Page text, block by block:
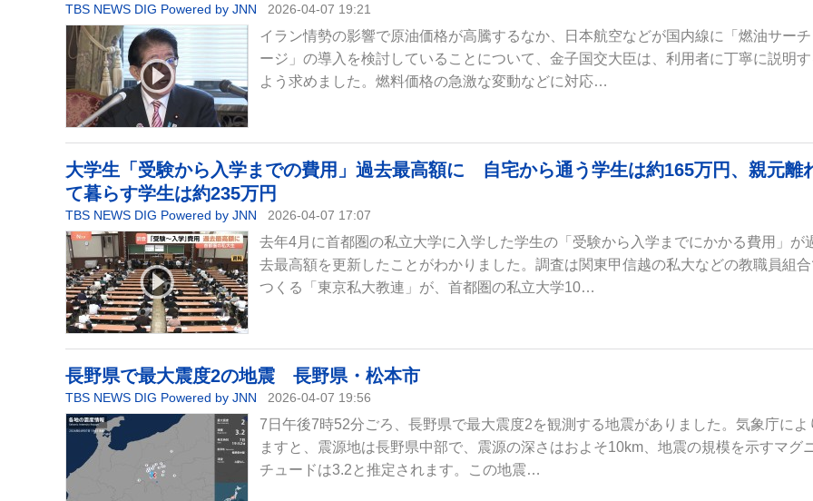
TBS NEWS DIG Powered by JNN 2026-04-07 19:21
イラン情勢の影響で原油価格が高騰するなか、日本航空などが国内線に「燃油サーチ
ージ」の導入を検討していることについて、金子国交大臣は、利用者に丁寧に説明す
よう求めました。燃料価格の急激な変動などに対応…
大学生「受験から入学までの費用」過去最高額に 自宅から通う学生は約165万円、親元離
て暮らす学生は約235万円
TBS NEWS DIG Powered by JNN 2026-04-07 17:07
去年4月に首都圏の私立大学に入学した学生の「受験から入学までにかかる費用」が
去最高額を更新したことがわかりました。調査は関東甲信越の私大などの教職員組
つくる「東京私大教連」が、首都圏の私立大学10…
長野県で最大震度2の地震 長野県・松本市
TBS NEWS DIG Powered by JNN 2026-04-07 19:56
7日午後7時52分ごろ、長野県で最大震度2を観測する地震がありました。気象庁によ
ますと、震源地は長野県中部で、震源の深さはおよそ10km、地震の規模を示すマグ
チュードは3.2と推定されます。この地震…